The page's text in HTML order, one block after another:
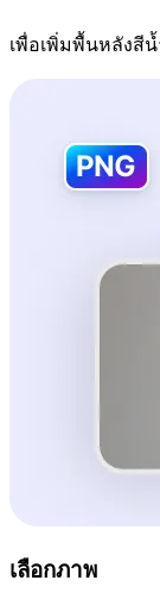
เพื่อเพิ่มพื้นหลังสี
เลือกภาพ